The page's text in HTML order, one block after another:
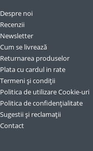
Despre noi
Recenzii
Newsletter
Cum se livrează
Returnarea produselor
Plata cu cardul in rate
Termeni și condiții
Politica de utilizare Cookie-uri
Politica de confidențialitate
Sugestii și reclamații
Contact